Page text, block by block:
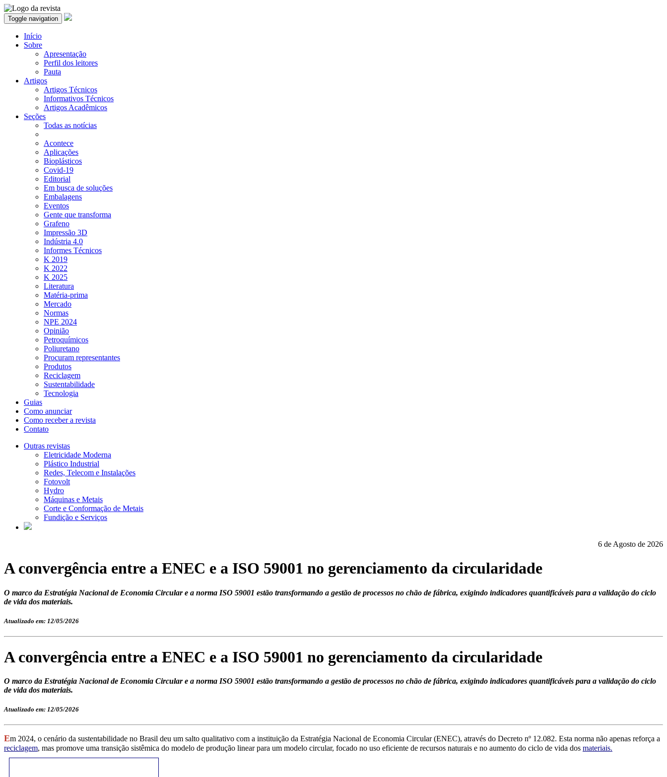
Toggle navigation
Início
Sobre
Apresentação
Perfil dos leitores
Pauta
Artigos
Artigos Técnicos
Informativos Técnicos
Artigos Acadêmicos
Seções
Todas as notícias
Acontece
Aplicações
Bioplásticos
Covid-19
Editorial
Em busca de soluções
Embalagens
Eventos
Gente que transforma
Grafeno
Impressão 3D
Indústria 4.0
Informes Técnicos
K 2019
K 2022
K 2025
Literatura
Matéria-prima
Mercado
Normas
NPE 2024
Opinião
Petroquímicos
Poliuretano
Procuram representantes
Produtos
Reciclagem
Sustentabilidade
Tecnologia
Guias
Como anunciar
Como receber a revista
Contato
Outras revistas
Eletricidade Moderna
Plástico Industrial
Redes, Telecom e Instalações
Fotovolt
Hydro
Máquinas e Metais
Corte e Conformação de Metais
Fundição e Serviços
6 de Agosto de 2026
A convergência entre a ENEC e a ISO 59001 no gerenciamento da circularidade
O marco da Estratégia Nacional de Economia Circular e a norma ISO 59001 estão transformando a gestão de processos no chão de fábrica, exigindo indicadores quantificáveis para a validação do ciclo
de vida dos materiais.
Atualizado em: 12/05/2026
A convergência entre a ENEC e a ISO 59001 no gerenciamento da circularidade
O marco da Estratégia Nacional de Economia Circular e a norma ISO 59001 estão transformando a gestão de processos no chão de fábrica, exigindo indicadores quantificáveis para a validação do ciclo
de vida dos materiais.
Atualizado em: 12/05/2026
Em 2024, o cenário da sustentabilidade no Brasil deu um salto qualitativo com a instituição da Estratégia Nacional de Economia Circular (ENEC), através do Decreto nº 12.082. Esta norma não apenas reforça a
reciclagem, mas promove uma transição sistêmica do modelo de produção linear para um modelo circular, focado no uso eficiente de recursos naturais e no aumento do ciclo de vida dos materiais.